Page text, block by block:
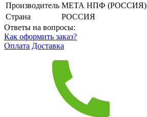
Производитель МЕТА НПФ (РОССИЯ)
Страна
РОССИЯ
Ответы на вопросы:
Как оформить заказ?
Оплата Доставка